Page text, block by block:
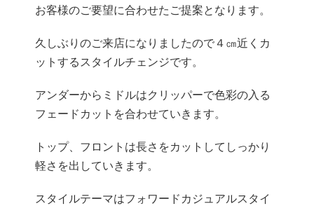
お客様のご要望に合わせたご提案となります。
久しぶりのご来店になりましたので４㎝近くカ
ットするスタイルチェンジです。
アンダーからミドルはクリッパーで色彩の入る
フェードカットを合わせていきます。
トップ、フロントは長さをカットしてしっかり
軽さを出していきます。
スタイルテーマはフォワードカジュアルスタイ